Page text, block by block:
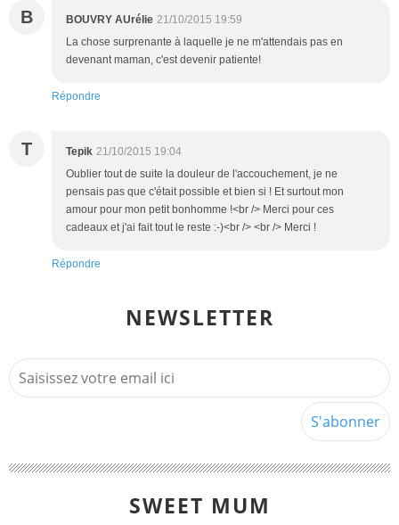
B BOUVRY AUrélie 21/10/2015 19:59
La chose surprenante à laquelle je ne m'attendais pas en
devenant maman, c'est devenir patiente!
Répondre
T Tepik 21/10/2015 19:04
Oublier tout de suite la douleur de l'accouchement, je ne
pensais pas que c'était possible et bien si ! Et surtout mon
amour pour mon petit bonhomme !<br /> Merci pour ces
cadeaux et j'ai fait tout le reste :-)<br /> <br /> Merci !
Répondre
NEWSLETTER
SWEET MUM